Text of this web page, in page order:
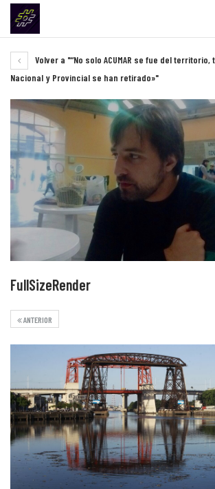
Volver a "“No solo ACUMAR se fue del
Nacional y Provincial se han retirado»"
FullSizeRender
ANTERIOR